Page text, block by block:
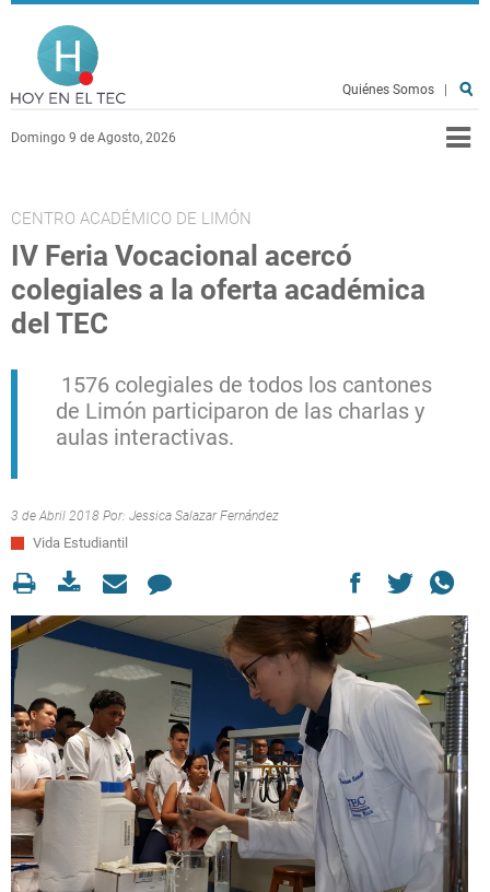
Pasar al contenido principal
Domingo 9 de Agosto, 2026
Quiénes Somos
CENTRO ACADÉMICO DE LIMÓN
IV Feria Vocacional acercó
colegiales a la oferta académica
del TEC
1576 colegiales de todos los cantones
de Limón participaron de las charlas y
aulas interactivas.
3 de Abril 2018 Por: Jessica Salazar Fernández
Vida Estudiantil